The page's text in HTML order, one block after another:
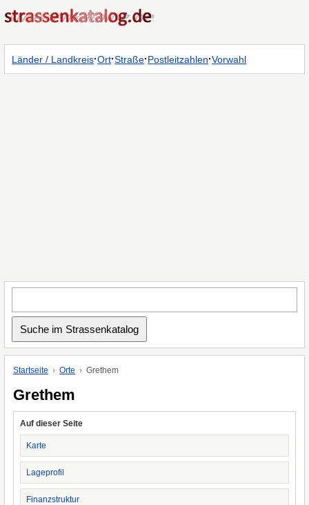
Länder / Landkreis·Ort·Straße·Postleitzahlen·Vorwahl
Startseite Orte Grethem
Grethem
Auf dieser Seite
Karte
Lageprofil
Finanzstruktur